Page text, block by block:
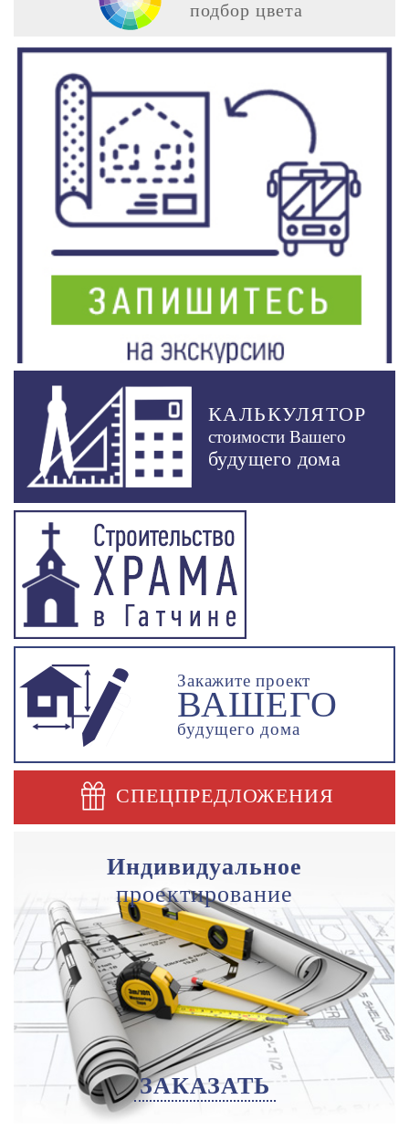
подбор цвета
КАЛЬКУЛЯТОР
стоимости Вашего
будущего дома
Закажите проект
ВАШЕГО
будущего дома
СПЕЦПРЕДЛОЖЕНИЯ
Индивидуальное
проектирование
ЗАКАЗАТЬ